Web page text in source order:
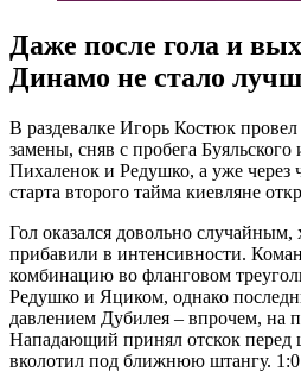
Даже после гола и
Динамо не стало
В раздевалке Игорь Костюк
замены, сняв с пробега
Пихаленок и Редушко, а уже через
старта второго тайма киевляне
Гол оказался довольно случайным,
прибавили в интенсивности.
комбинацию во фланговом
Редушко и Яциком, однако
давлением Дубилея – впрочем, на
Нападающий принял отскок перед
вколотил под ближнюю штангу.